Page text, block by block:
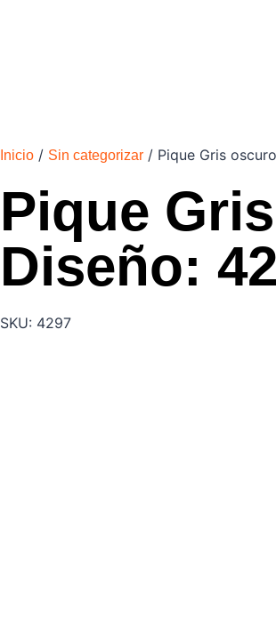
Inicio / Sin categorizar / Pique Gris
Pique
Diseño:
SKU: 4297